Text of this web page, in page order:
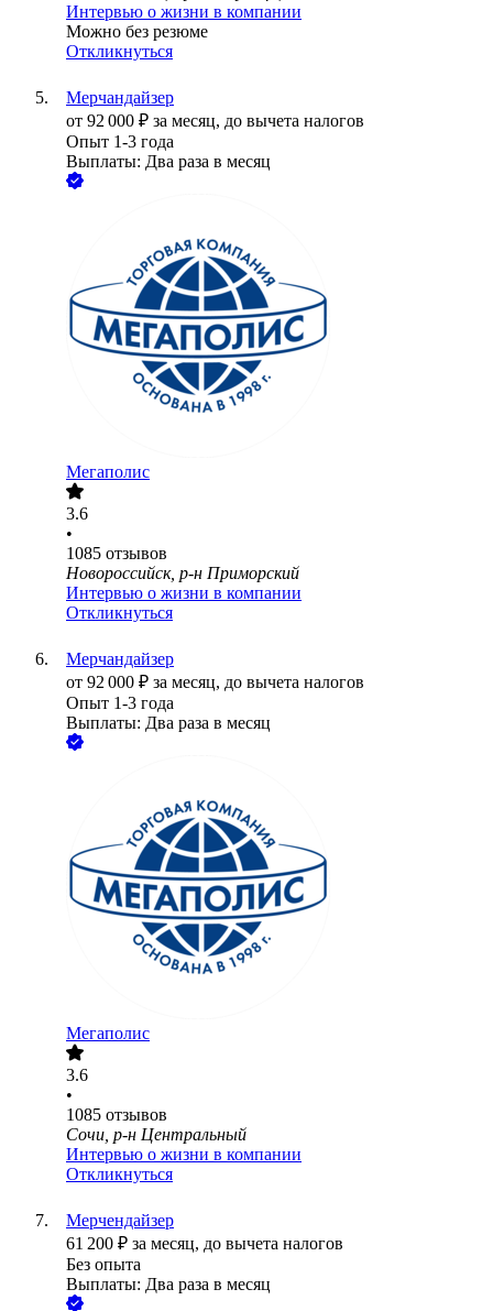
Интервью о жизни в компании
Можно без резюме
Откликнуться
Мерчандайзер
от 92 000 ₽ за месяц, до вычета налогов
Опыт 1-3 года
Выплаты: Два раза в месяц
Мегаполис
3.6
•
1085 отзывов
Новороссийск, р-н Приморский
Интервью о жизни в компании
Откликнуться
Мерчандайзер
от 92 000 ₽ за месяц, до вычета налогов
Опыт 1-3 года
Выплаты: Два раза в месяц
Мегаполис
3.6
•
1085 отзывов
Сочи, р-н Центральный
Интервью о жизни в компании
Откликнуться
Мерчендайзер
61 200 ₽ за месяц, до вычета налогов
Без опыта
Выплаты: Два раза в месяц